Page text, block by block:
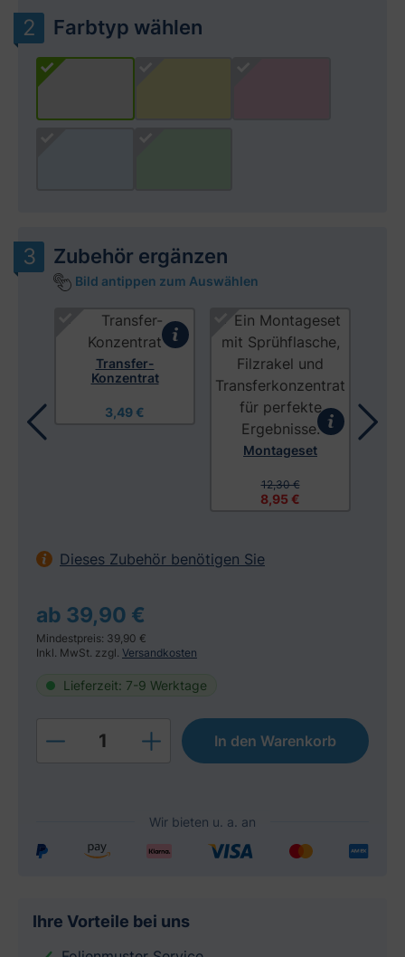
Farbtyp wählen
Zubehör ergänzen
Bild antippen zum Auswählen
Transfer-
Konzentrat
3,49 €
Montageset
8,95 €
12,30 €
Dieses Zubehör benötigen Sie
ab 39,90 €
Mindestpreis: 39,90 €
Inkl. MwSt. zzgl. Versandkosten
Lieferzeit: 7-9 Werktage
Produkt Anzahl: Gib denIn den Warenkorb
Ihre Vorteile bei uns